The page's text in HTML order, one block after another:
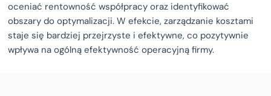
oceniać rentowność współpracy oraz identyfikować
obszary do optymalizacji. W efekcie, zarządzanie kosztami
staje się bardziej przejrzyste i efektywne, co pozytywnie
wpływa na ogólną efektywność operacyjną firmy.